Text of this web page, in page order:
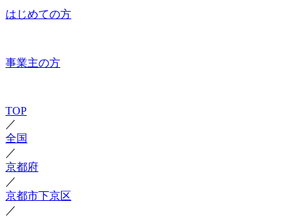
はじめての方
事業主の方
TOP
／
全国
／
京都府
／
京都市下京区
／